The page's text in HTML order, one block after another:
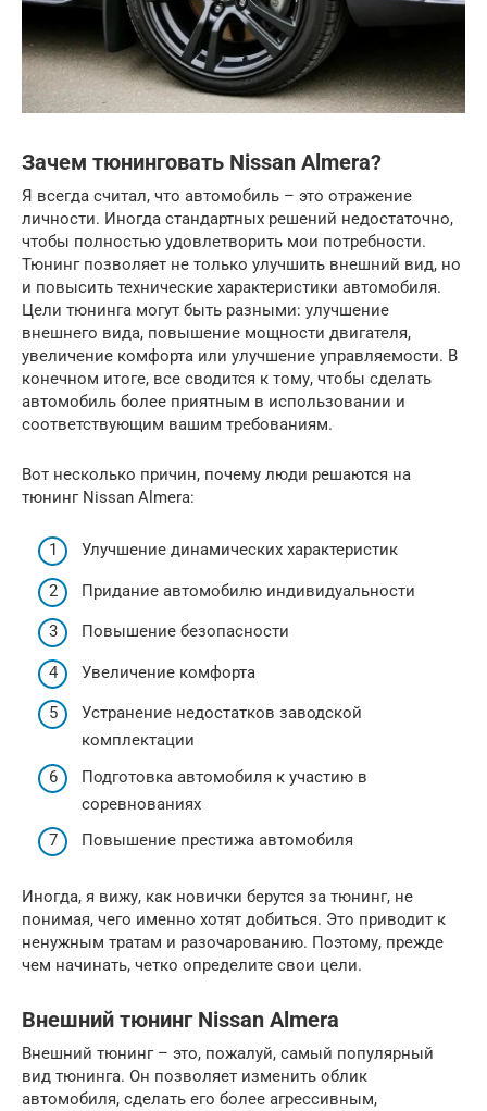
Зачем тюнинговать Nissan Almera?
Я всегда считал, что автомобиль – это отражение
личности. Иногда стандартных решений недостаточно,
чтобы полностью удовлетворить мои потребности.
Тюнинг позволяет не только улучшить внешний вид, но
и повысить технические характеристики автомобиля.
Цели тюнинга могут быть разными: улучшение
внешнего вида, повышение мощности двигателя,
увеличение комфорта или улучшение управляемости. В
конечном итоге, все сводится к тому, чтобы сделать
автомобиль более приятным в использовании и
соответствующим вашим требованиям.
Вот несколько причин, почему люди решаются на
тюнинг Nissan Almera:
Улучшение динамических характеристик
Придание автомобилю индивидуальности
Повышение безопасности
Увеличение комфорта
Устранение недостатков заводской
комплектации
Подготовка автомобиля к участию в
соревнованиях
Повышение престижа автомобиля
Иногда, я вижу, как новички берутся за тюнинг, не
понимая, чего именно хотят добиться. Это приводит к
ненужным тратам и разочарованию. Поэтому, прежде
чем начинать, четко определите свои цели.
Внешний тюнинг Nissan Almera
Внешний тюнинг – это, пожалуй, самый популярный
вид тюнинга. Он позволяет изменить облик
автомобиля, сделать его более агрессивным,